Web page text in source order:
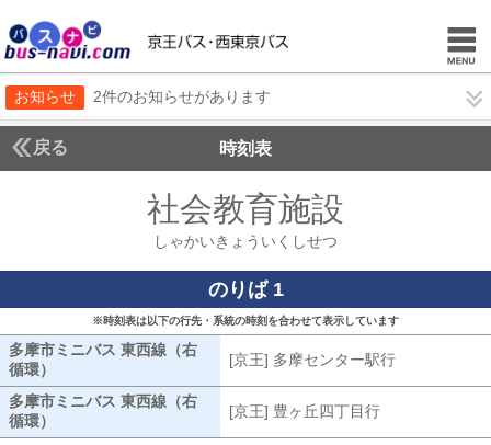
お知らせ 2件のお知らせがあります
戻る 時刻表
社会教育施設
しゃかいきょういくしせつ
のりば 1
※時刻表は以下の行先・系統の時刻を合わせて表示しています
多摩市ミニバス 東西線（右
循環）
多摩市ミニバス 東西線（右循環）
[京王] 多摩センター駅行
多摩市ミニバス 東西線（右
循環）
多摩市ミニバス 東西線（右循環）
[京王] 豊ヶ丘四丁目行